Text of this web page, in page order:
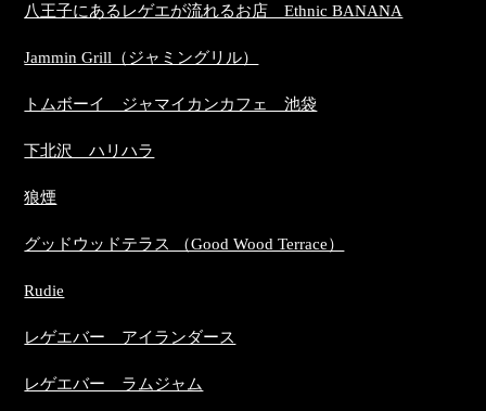
八王子にあるレゲエが流れるお店 Ethnic BANANA
Jammin Grill（ジャミングリル）
トムボーイ ジャマイカンカフェ 池袋
下北沢 ハリハラ
狼煙
グッドウッドテラス （Good Wood Terrace）
Rudie
レゲエバー アイランダース
レゲエバー ラムジャム